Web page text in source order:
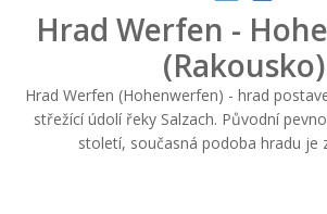
Hrad Werfen -
(Rakousko)
Hrad Werfen (Hohenwerfen) - hrad
střežící údolí řeky Salzach. Původní
století, současná podoba hradu je